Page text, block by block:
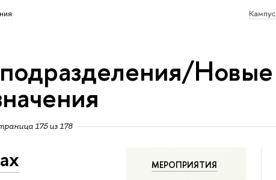
Кампус
Новые
175 из 178
МЕРОПРИЯТИЯ